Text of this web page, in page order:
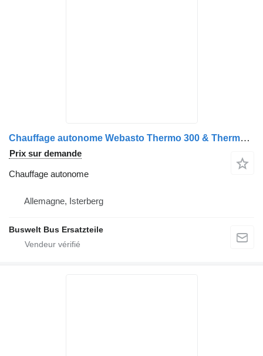
Chauffage autonome Webasto Thermo 300 & Thermo 350 komplette en. Auch für Poolheizung pour bus Mercedes-Benz Setra, Iveco Alle
Prix sur demande
Chauffage autonome
Allemagne, Isterberg
Buswelt Bus Ersatzteile